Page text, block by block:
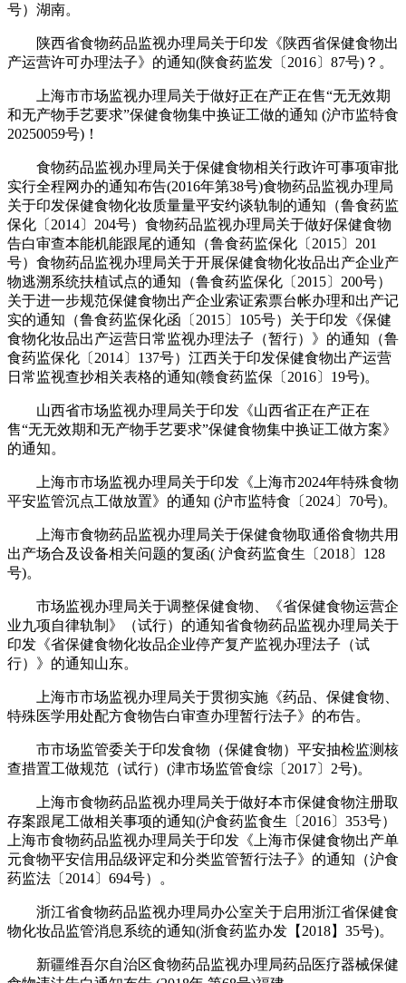
号）湖南。
陕西省食物药品监视办理局关于印发《陕西省保健食物出
产运营许可办理法子》的通知(陕食药监发〔2016〕87号)？。
上海市市场监视办理局关于做好正在产正在售“无无效期
和无产物手艺要求”保健食物集中换证工做的通知 (沪市监特食
20250059号)！
食物药品监视办理局关于保健食物相关行政许可事项审批
实行全程网办的通知布告(2016年第38号)食物药品监视办理局
关于印发保健食物化妆质量量平安约谈轨制的通知（鲁食药监
保化〔2014〕204号）食物药品监视办理局关于做好保健食物
告白审查本能机能跟尾的通知（鲁食药监保化〔2015〕201
号）食物药品监视办理局关于开展保健食物化妆品出产企业产
物逃溯系统扶植试点的通知（鲁食药监保化〔2015〕200号）
关于进一步规范保健食物出产企业索证索票台帐办理和出产记
实的通知（鲁食药监保化函〔2015〕105号）关于印发《保健
食物化妆品出产运营日常监视办理法子（暂行）》的通知（鲁
食药监保化〔2014〕137号）江西关于印发保健食物出产运营
日常监视查抄相关表格的通知(赣食药监保〔2016〕19号)。
山西省市场监视办理局关于印发《山西省正在产正在
售“无无效期和无产物手艺要求”保健食物集中换证工做方案》
的通知。
上海市市场监视办理局关于印发《上海市2024年特殊食物
平安监管沉点工做放置》的通知 (沪市监特食〔2024〕70号)。
上海市食物药品监视办理局关于保健食物取通俗食物共用
出产场合及设备相关问题的复函( 沪食药监食生〔2018〕128
号)。
市场监视办理局关于调整保健食物、《省保健食物运营企
业九项自律轨制》（试行）的通知省食物药品监视办理局关于
印发《省保健食物化妆品企业停产复产监视办理法子（试
行）》的通知山东。
上海市市场监视办理局关于贯彻实施《药品、保健食物、
特殊医学用处配方食物告白审查办理暂行法子》的布告。
市市场监管委关于印发食物（保健食物）平安抽检监测核
查措置工做规范（试行）(津市场监管食综〔2017〕2号)。
上海市食物药品监视办理局关于做好本市保健食物注册取
存案跟尾工做相关事项的通知(沪食药监食生〔2016〕353号）
上海市食物药品监视办理局关于印发《上海市保健食物出产单
元食物平安信用品级评定和分类监管暂行法子》的通知（沪食
药监法〔2014〕694号）。
浙江省食物药品监视办理局办公室关于启用浙江省保健食
物化妆品监管消息系统的通知(浙食药监办发【2018】35号)。
新疆维吾尔自治区食物药品监视办理局药品医疗器械保健